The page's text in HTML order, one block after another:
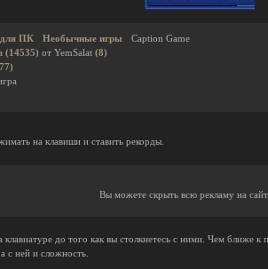
ПК Необычные игры
Caption Game
(14535) от YemSalat (8)
на клавиши и ставить рекорды.
Вы можете скрыть всю рекламу на
клавиатуре до того как вы столкнетесь с ними. Чем ближе
с ней и сложность.